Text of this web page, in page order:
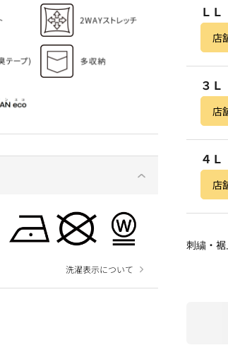
洗濯表示について
ＬＬ
店
３Ｌ
店
４Ｌ
店
刺繍・